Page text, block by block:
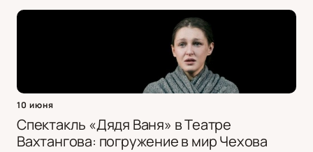
10 июня
Спектакль «Дядя Ваня» в Театре
Вахтангова: погружение в мир Чехова